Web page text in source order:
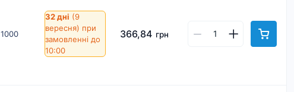
1000
32 дні (9
вересня) при
замовленні до
10:00
366,84 грн